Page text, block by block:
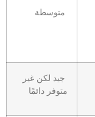
متوسطة
جيد لكن غير
متوفر دائمًا